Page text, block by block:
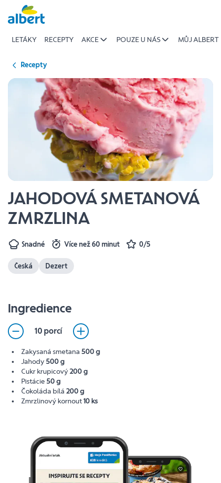
Přeskočit
LETÁKY RECEPTY AKCE POUZE U NÁS MŮJ ALBERT
Recepty
JAHODOVÁ SMETANOVÁ
ZMRZLINA
Snadné Více než 60 minut 0/5
Česká Dezert
Ingredience
10 porcí
Zakysaná smetana 500 g
Jahody500 g
Cukr krupicový200 g
Pistácie50 g
Čokoláda bílá 200 g
Zmrzlinový kornout10 ks